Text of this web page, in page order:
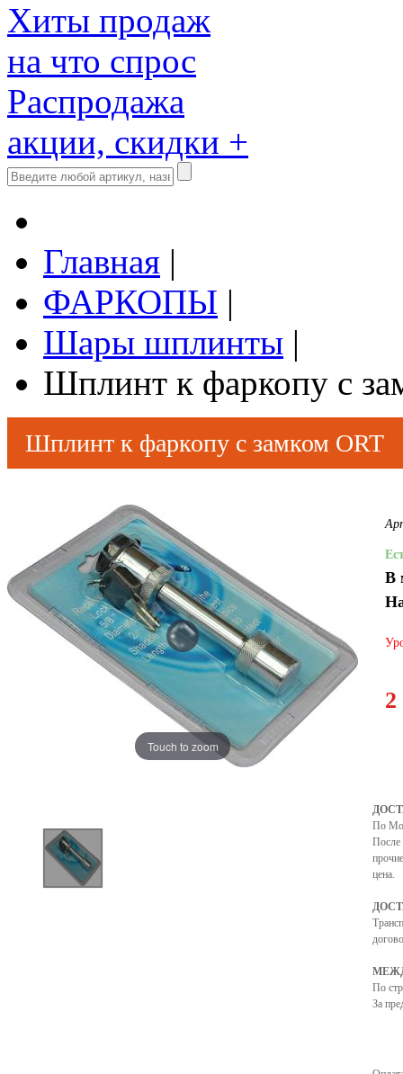
Хиты продаж
на что спрос
Распродажа
акции, скидки +
Главная |
ФАРКОПЫ |
Шары шплинты |
Шплинт к фаркопу с
Шплинт к фаркопу с замком ORT
Touch to zoom
В
2
По
После
цена.
По
За